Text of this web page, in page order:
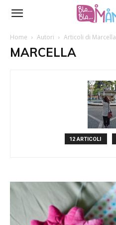
Home Autori Articoli di Marcella
MARCELLA
12 ARTICOLI